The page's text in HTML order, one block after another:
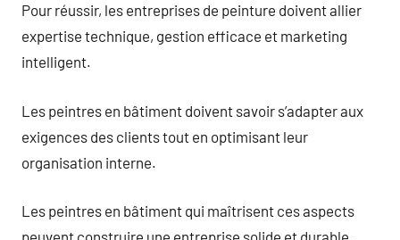
Pour réussir, les entreprises de peinture doivent allier
expertise technique, gestion efficace et marketing
intelligent.
Les peintres en bâtiment doivent savoir s’adapter aux
exigences des clients tout en optimisant leur
organisation interne.
Les peintres en bâtiment qui maîtrisent ces aspects
peuvent construire une entreprise solide et durable.